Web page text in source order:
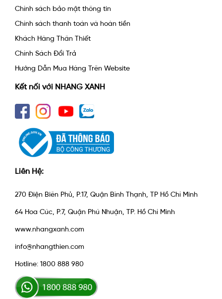
Chính sách bảo mật thông tin
Chính sách thanh toán và hoàn tiền
Khách Hàng Thân Thiết
Chính Sách Đổi Trả
Hướng Dẫn Mua Hàng Trên Website
Kết nối với NHANG XANH
Liên Hệ:
270 Điện Biên Phủ, P.17, Quận Bình Thạnh, TP Hồ Chí Minh
64 Hoa Cúc, P.7, Quận Phú Nhuận, TP. Hồ Chí Minh
www.nhangxanh.com
info@nhangthien.com
Hotline: 1800 888 980